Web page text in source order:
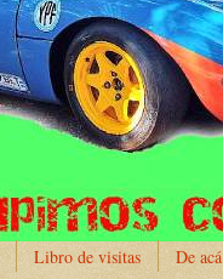
Libro de visitas De acá